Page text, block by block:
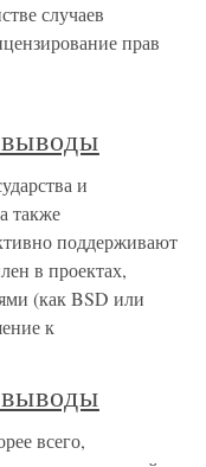
случаев
прав
и
также
поддерживают
в проектах,
(как BSD или
к
всего,